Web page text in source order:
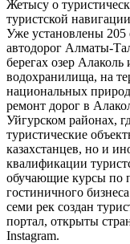
Жетысу о
туристской
Уже установлены 205
автодорог Алматы-
берегах озер
водохранилища, на
национальных
ремонт дорог в
Уйгурском районах,
туристические
казахстанцев, но и
квалификации
обучающие курсы по
гостиничного
семи рек создан
портал, открыты
Instagram.